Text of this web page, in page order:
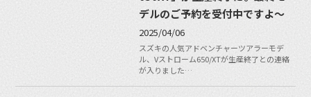
デルのご予約を受付中ですよ〜
2025/04/06
スズキの人気アドベンチャーツアラーモデ
ル、Vストローム650/XTが生産終了との連絡
が入りました…